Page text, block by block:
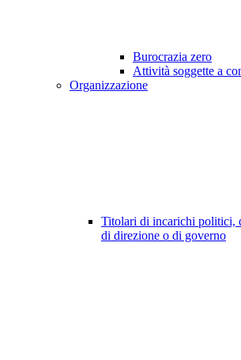
Burocrazia zero
Attività soggette a
Organizzazione
Titolari di incarichi politici,
di direzione o di governo